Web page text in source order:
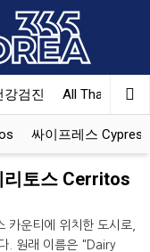
강검진 All That Korea
싸이프레스 Cypress
리토스 Cerritos
카운티에 위치한 도시로,
. 원래 이름은 "Dairy